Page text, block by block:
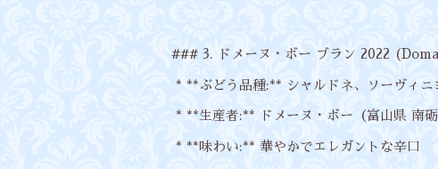
### 3. ドメーヌ・ボー ブラン 2022
* **ぶどう品種:** シャルドネ、ソーヴィニ
* **生産者:** ドメーヌ・ボー（富山県 南砺
* **味わい:** 華やかでエレガントな辛口